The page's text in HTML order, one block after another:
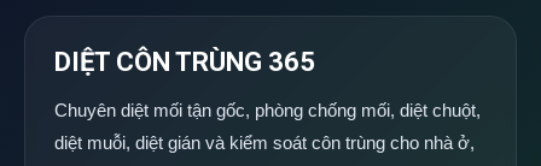
DIỆT CÔN TRÙNG 365
Chuyên diệt mối tận gốc, phòng chống mối, diệt chuột,
diệt muỗi, diệt gián và kiểm soát côn trùng cho nhà ở,